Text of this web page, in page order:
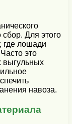
сбор. Для этого
где лошади
это
выгульных
навоза.